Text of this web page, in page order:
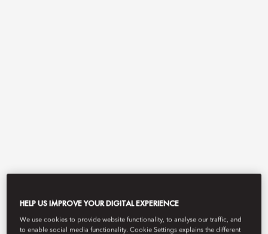
View All
HELP US IMPROVE YOUR DIGITAL EXPERIENCE
We use cookies to provide website functionality, to analyse our traffic, and
to enable social media functionality. Cookie Settings explains the different